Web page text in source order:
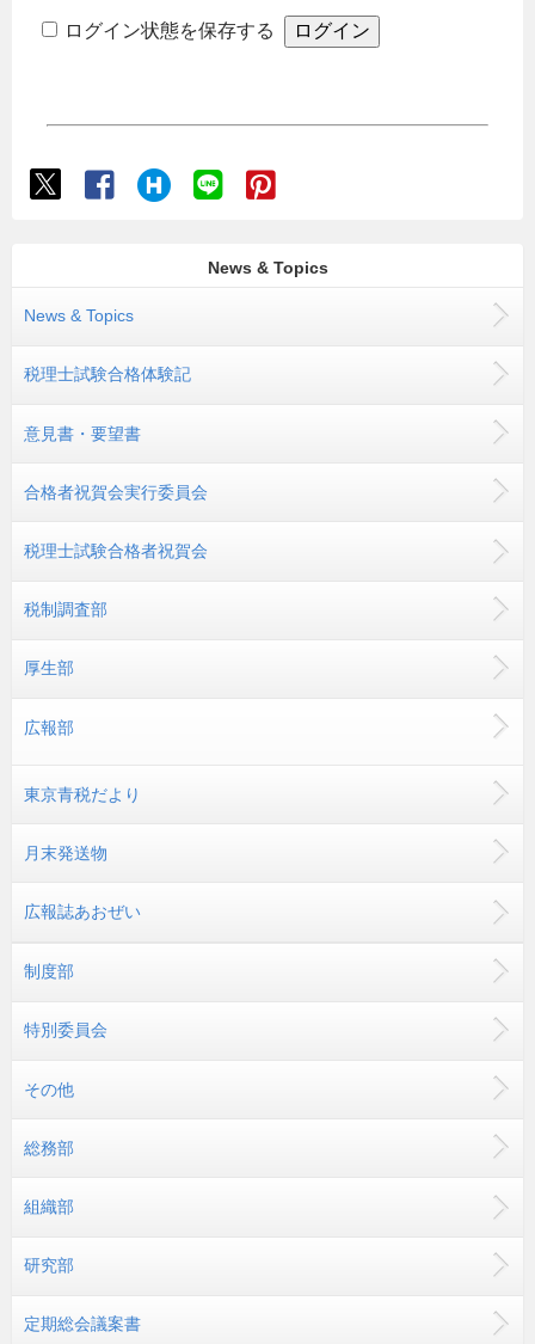
ログイン状態を保存する
News & Topics
News & Topics
税理士試験合格体験記
意見書・要望書
合格者祝賀会実行委員会
税理士試験合格者祝賀会
税制調査部
厚生部
広報部
東京青税だより
月末発送物
広報誌あおぜい
制度部
特別委員会
その他
総務部
組織部
研究部
定期総会議案書